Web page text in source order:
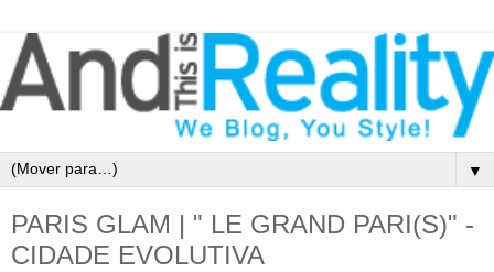
▼
PARIS GLAM | " LE GRAND PARI(S)" -
CIDADE EVOLUTIVA